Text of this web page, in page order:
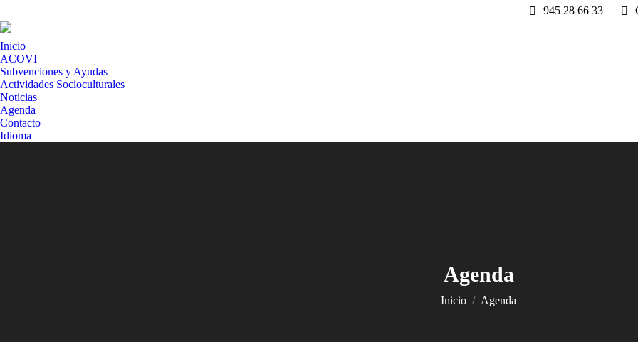
945 28 66 33
Inicio
ACOVI
Subvenciones y Ayudas
Actividades Socioculturales
Noticias
Agenda
Contacto
Idioma
Agenda
Estás aquí:
Inicio
Agenda